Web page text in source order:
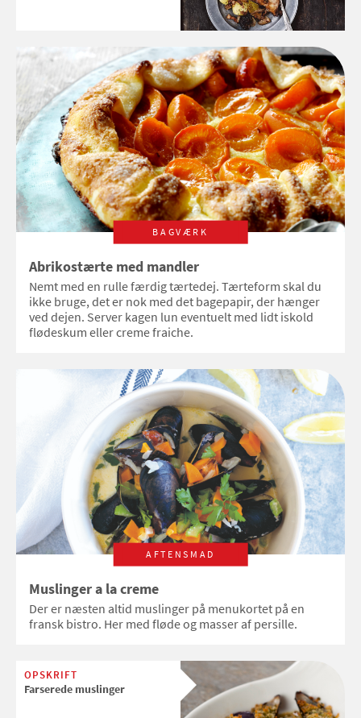
BAGVÆRK
Abrikostærte med mandler
Nemt med en rulle færdig tærtedej. Tærteform skal du
ikke bruge, det er nok med det bagepapir, der hænger
ved dejen. Server kagen lun eventuelt med lidt iskold
flødeskum eller creme fraiche.
AFTENSMAD
Muslinger a la creme
Der er næsten altid muslinger på menukortet på en
fransk bistro. Her med fløde og masser af persille.
OPSKRIFT
Farserede muslinger